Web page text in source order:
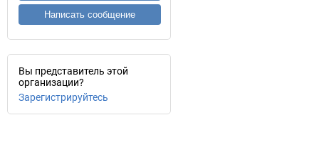
Написать сообщение
Вы представитель этой
организации?
Зарегистрируйтесь